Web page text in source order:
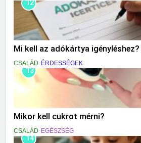
12
Mi kell az adókártya igényléshez?
CSALÁD ÉRDESSÉGEK
13
Mikor kell cukrot mérni?
CSALÁD EGÉSZSÉG
14